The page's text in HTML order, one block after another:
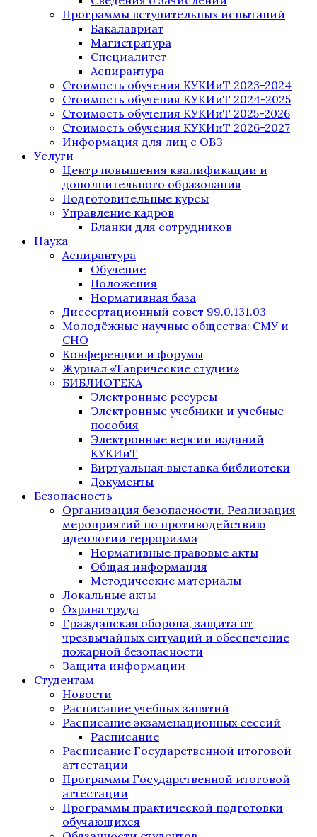
Программы вступительных испытаний
Бакалавриат
Магистратура
Специалитет
Аспирантура
Стоимость обучения КУКИиТ 2023-2024
Стоимость обучения КУКИиТ 2024-2025
Стоимость обучения КУКИиТ 2025-2026
Стоимость обучения КУКИиТ 2026-2027
Информация для лиц с ОВЗ
Услуги
Центр повышения квалификации и
дополнительного образования
Подготовительные курсы
Управление кадров
Бланки для сотрудников
Наука
Аспирантура
Обучение
Положения
Нормативная база
Диссертационный совет 99.0.131.03
Молодёжные научные общества: СМУ и
СНО
Конференции и форумы
Журнал «Таврические студии»
БИБЛИОТЕКА
Электронные ресурсы
Электронные учебники и учебные
пособия
Электронные версии изданий
КУКИиТ
Виртуальная выставка библиотеки
Документы
Безопасность
Организация безопасности. Реализация
мероприятий по противодействию
идеологии терроризма
Нормативные правовые акты
Общая информация
Методические материалы
Локальные акты
Охрана труда
Гражданская оборона, защита от
чрезвычайных ситуаций и обеспечение
пожарной безопасности
Защита информации
Студентам
Новости
Расписание учебных занятий
Расписание экзаменационных сессий
Расписание
Расписание Государственной итоговой
аттестации
Программы Государственной итоговой
аттестации
Программы практической подготовки
обучающихся